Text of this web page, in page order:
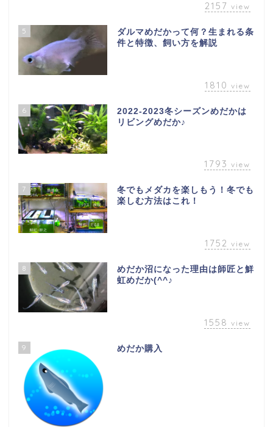
2157 view
5
ダルマめだかって何？生まれる条
件と特徴、飼い方を解説
1810 view
6
2022-2023冬シーズンめだかは
リビングめだか♪
1793 view
7
冬でもメダカを楽しもう！冬でも
楽しむ方法はこれ！
1752 view
8
めだか沼になった理由は師匠と鮮
虹めだか(^^♪
1558 view
9 めだか購入